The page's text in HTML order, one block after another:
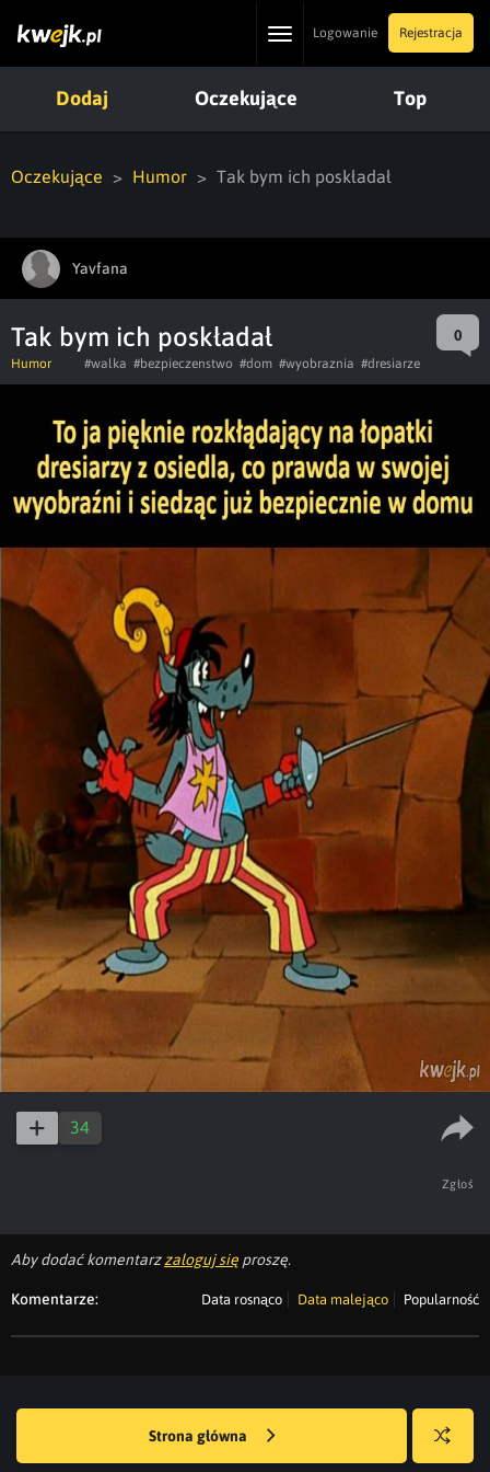
ToggleLogowanie Rejestracja
Dodaj Oczekujące Top
Oczekujące Humor Tak bym ich poskładał
Yavfana
Tak bym ich poskładał 0
Humor #walka #bezpieczenstwo #dom #wyobraznia #dresiarze
34
Zgłoś
Aby dodać komentarzzaloguj się proszę.
Komentarze: Data rosnąco Data malejąco Popularność
Strona główna